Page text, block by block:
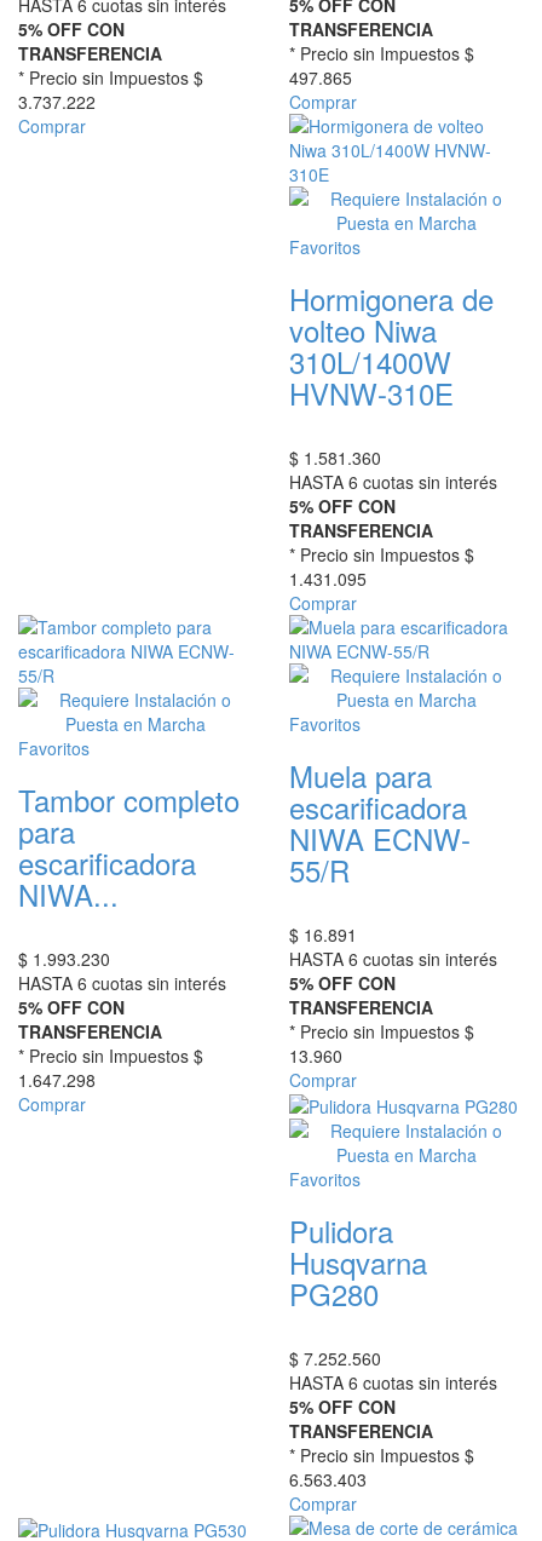
5% OFF CON
TRANSFERENCIA
* Precio sin Impuestos $
3.737.222
Comprar
TRANSFERENCIA
* Precio sin Impuestos $
497.865
Comprar
Favoritos
Hormigonera de
volteo Niwa
310L/1400W
HVNW-310E
$ 1.581.360
HASTA 6 cuotas sin interés
5% OFF CON
TRANSFERENCIA
* Precio sin Impuestos $
1.431.095
Comprar
Favoritos
Tambor completo
para
escarificadora
NIWA...
$ 1.993.230
HASTA 6 cuotas sin interés
5% OFF CON
TRANSFERENCIA
* Precio sin Impuestos $
1.647.298
Comprar
Favoritos
Muela para
escarificadora
NIWA ECNW-
55/R
$ 16.891
HASTA 6 cuotas sin interés
5% OFF CON
TRANSFERENCIA
* Precio sin Impuestos $
13.960
Comprar
Favoritos
Pulidora
Husqvarna
PG280
$ 7.252.560
HASTA 6 cuotas sin interés
5% OFF CON
TRANSFERENCIA
* Precio sin Impuestos $
6.563.403
Comprar